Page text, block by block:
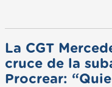
La CGT
cruce de la
Procrear: